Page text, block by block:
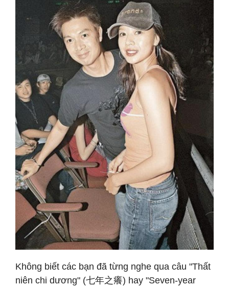
Không biết các bạn đã từng nghe qua câu "Thất
niên chi dương" (七年之癢) hay "Seven-year